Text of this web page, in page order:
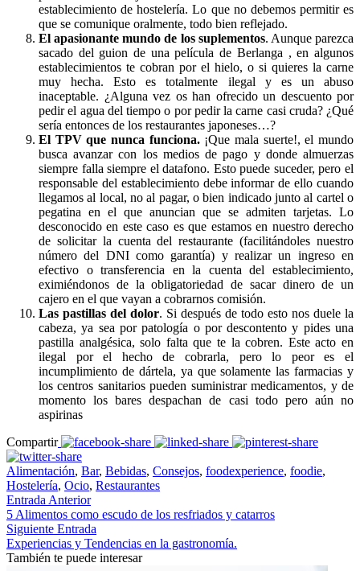
establecimiento de hostelería. Lo que no debemos permitir es
que se comunique oralmente, todo bien reflejado.
El apasionante mundo de los suplementos. Aunque parezca
sacado del guion de una película de Berlanga , en algunos
establecimientos te cobran por el hielo, o si quieres la carne
muy hecha. Esto es totalmente ilegal y es un abuso
inaceptable. ¿Alguna vez os han ofrecido un descuento por
pedir el agua del tiempo o por pedir la carne casi cruda? ¿Qué
sería entonces de los restaurantes japoneses…?
El TPV que nunca funciona.¡Que mala suerte!, el mundo
busca avanzar con los medios de pago y donde almuerzas
siempre falla siempre el datafono. Esto puede suceder, pero el
responsable del establecimiento debe informar de ello cuando
llegamos al local, no al pagar, o bien indicado junto al cartel o
pegatina en el que anuncian que se admiten tarjetas. Lo
desconocido en este caso es que estamos en nuestro derecho
de solicitar la cuenta del restaurante (facilitándoles nuestro
número del DNI como garantía) y realizar un ingreso en
efectivo o transferencia en la cuenta del establecimiento,
eximiéndonos de la obligatoriedad de sacar dinero de un
cajero en el que vayan a cobrarnos comisión.
Las pastillas del dolor. Si después de todo esto nos duele la
cabeza, ya sea por patología o por descontento y pides una
pastilla analgésica, solo falta que te la cobren. Este acto en
ilegal por el hecho de cobrarla, pero lo peor es el
incumplimiento de dártela, ya que solamente las farmacias y
los centros sanitarios pueden suministrar medicamentos, y de
momento los bares despachan de casi todo pero aún no
aspirinas
Compartir
Alimentación, Bar, Bebidas, Consejos, foodexperience, foodie,
Hostelería, Ocio, Restaurantes
Entrada Anterior
5 Alimentos como escudo de los resfriados y catarros
Siguiente Entrada
Experiencias y Tendencias en la gastronomía.
También te puede interesar